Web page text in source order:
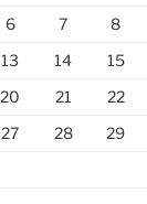
6 7 8
13 14 15
20 21 22
27 28 29